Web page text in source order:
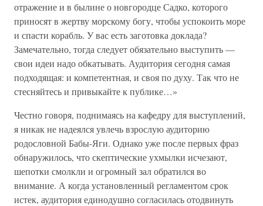
отражение и в былине о новгородце Садко, которого
приносят в жертву морскому богу, чтобы успокоить море
и спасти корабль. У вас есть заготовка доклада?
Замечательно, тогда следует обязательно выступить —
свои идеи надо обкатывать. Аудитория сегодня самая
подходящая: и компетентная, и своя по духу. Так что не
стесняйтесь и привыкайте к публике…»
Честно говоря, поднимаясь на кафедру для выступлений,
я никак не надеялся увлечь взрослую аудиторию
родословной Бабы-Яги. Однако уже после первых фраз
обнаружилось, что скептические ухмылки исчезают,
шепотки смолкли и огромный зал обратился во
внимание. А когда установленный регламентом срок
истек, аудитория единодушно согласилась отодвинуть